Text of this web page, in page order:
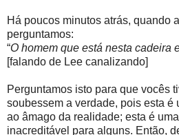
Há poucos minutos atrás, quando
perguntamos:
“O homem que está nesta cadeira
[falando de Lee canalizando]
Perguntamos isto para que vocês
soubessem a verdade, pois esta é
ao âmago da realidade; esta é
inacreditável para alguns. Então,